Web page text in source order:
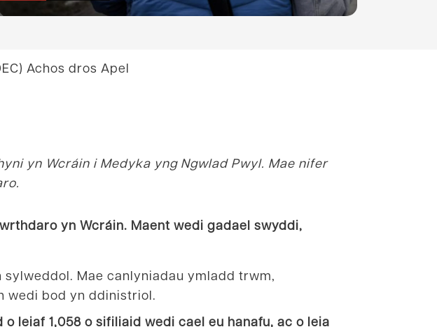
Achos dros Apel
yn Wcráin i Medyka yng Ngwlad Pwyl. Mae nifer
yn Wcráin. Maent wedi gadael swyddi,
Mae canlyniadau ymladd trwm,
wedi bod yn ddinistriol.
leiaf 1,058 o sifiliaid wedi cael eu hanafu, ac o leia